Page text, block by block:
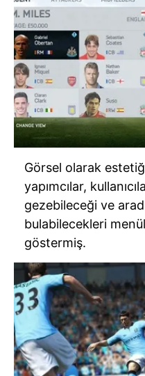
Görsel olarak
yapımcılar,
gezebileceği ve
bulabilecekleri
göstermiş.